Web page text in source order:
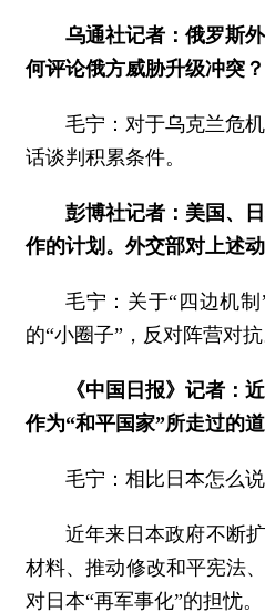
乌通社记者：俄罗斯
何评论俄方威胁升级冲突
毛宁：对于乌克兰危
话谈判积累条件。
彭博社记者：美国、
作的计划。外交部对上述
毛宁：关于“四边机
的“小圈子”，反对阵营对抗
《中国日报》记者：
作为“和平国家”所走过的
毛宁：相比日本怎么
近年来日本政府不断
材料、推动修改和平宪法
对日本“再军事化”的担忧。